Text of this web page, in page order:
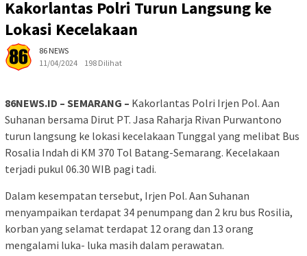
Kakorlantas Polri Turun Langsung ke
Lokasi Kecelakaan
86 NEWS
11/04/2024
198 Dilihat
86NEWS.ID – SEMARANG – Kakorlantas Polri Irjen Pol. Aan
Suhanan bersama Dirut PT. Jasa Raharja Rivan Purwantono
turun langsung ke lokasi kecelakaan Tunggal yang melibat Bus
Rosalia Indah di KM 370 Tol Batang-Semarang. Kecelakaan
terjadi pukul 06.30 WIB pagi tadi.
Dalam kesempatan tersebut, Irjen Pol. Aan Suhanan
menyampaikan terdapat 34 penumpang dan 2 kru bus Rosilia,
korban yang selamat terdapat 12 orang dan 13 orang
mengalami luka- luka masih dalam perawatan.